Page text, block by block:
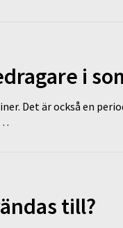
i
Det är också en
…
till?